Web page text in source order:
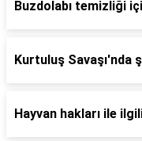
Buzdolabı temizliği
Kurtuluş Savaşı'nda
Hayvan hakları ile